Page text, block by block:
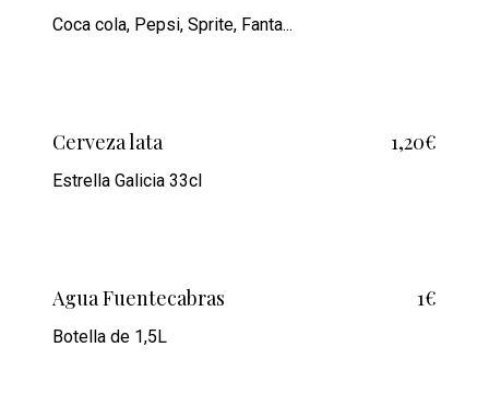
Coca cola, Pepsi, Sprite, Fanta...
Cerveza lata 1,20€
Estrella Galicia 33cl
Agua Fuentecabras 1€
Botella de 1,5L